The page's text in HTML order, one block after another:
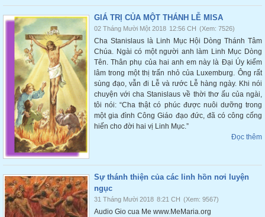
GIÁ TRỊ CỦA MỘT THÁNH LỄ MISA
02 Tháng Mười Một 2018 12:56 CH (Xem: 7526)
Cha Stanislaus là Linh Mục Hội Dòng Thánh Tâm
Chúa. Ngài có một người anh làm Linh Mục Dòng
Tên. Thân phụ của hai anh em này là Đại Úy kiểm
lâm trong một thị trấn nhỏ của Luxemburg. Ông rất
sùng đạo, vẫn đi Lễ và rước Lễ hàng ngày. Khi nói
chuyện với cha Stanislaus về thời thơ ấu của ngài,
tôi nói: “Cha thật có phúc được nuôi dưỡng trong
một gia đình Công Giáo đạo đức, đã có công cống
hiến cho đời hai vị Linh Mục.”
Đọc thêm
Sự thánh thiện của các linh hồn nơi luyện
ngục
31 Tháng Mười 2018 8:21 CH (Xem: 9567)
Audio Gio cua Me www.MeMaria.org